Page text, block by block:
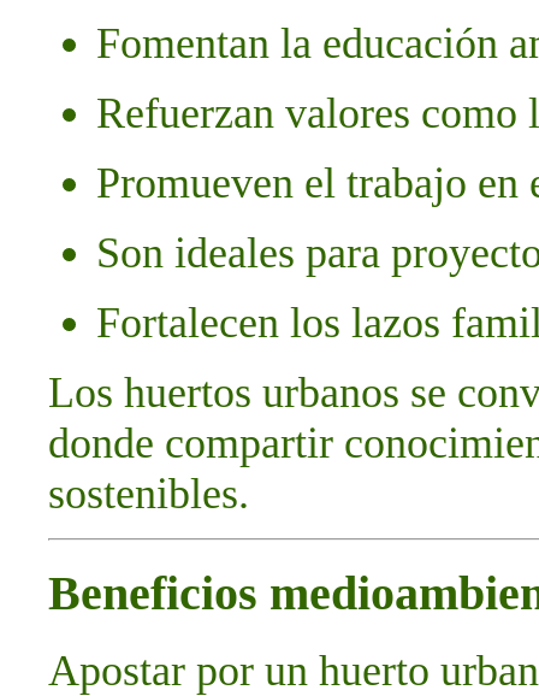
Fomentan la educación
Refuerzan valores como
Promueven el trabajo
Son ideales para
Fortalecen los lazos
Los huertos urbanos se
donde compartir
sostenibles.
Beneficios
Apostar por un huerto